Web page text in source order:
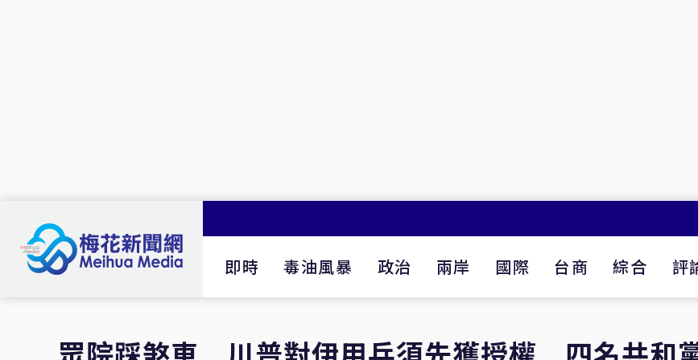
即時 毒油風暴 政治 兩岸 國際 台商 綜合 評